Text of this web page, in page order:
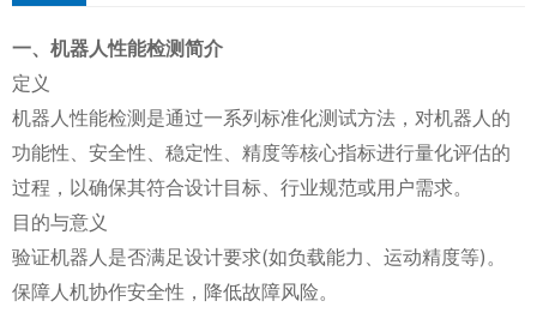
一、机器人性能检测简介
定义
机器人性能检测是通过一系列标准化测试方法，对机器人的
功能性、安全性、稳定性、精度等核心指标进行量化评估的
过程，以确保其符合设计目标、行业规范或用户需求。
目的与意义
验证机器人是否满足设计要求(如负载能力、运动精度等)。
保障人机协作安全性，降低故障风险。